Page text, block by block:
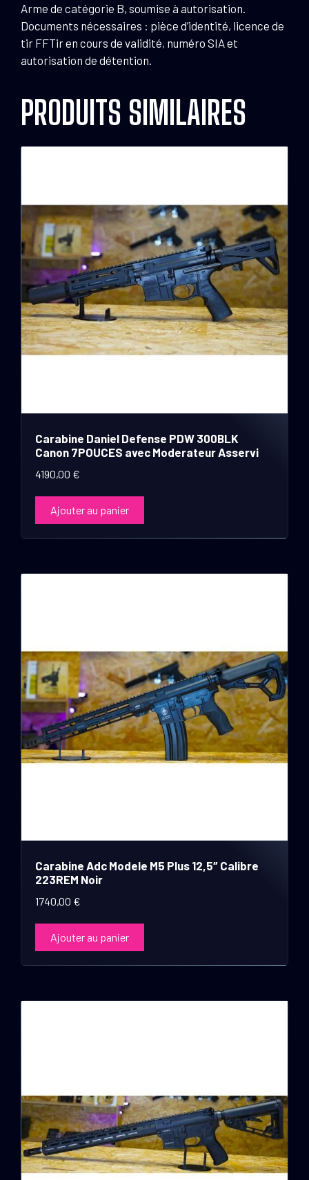
Arme de catégorie B, soumise à autorisation.
Documents nécessaires : pièce d’identité, licence de
tir FFTir en cours de validité, numéro SIA et
autorisation de détention.
PRODUITS SIMILAIRES
Carabine Daniel Defense PDW 300BLK
Canon 7POUCES avec Moderateur Asservi
4190,00 €
Ajouter au panier
Carabine Adc Modele M5 Plus 12,5″ Calibre
223REM Noir
1740,00 €
Ajouter au panier